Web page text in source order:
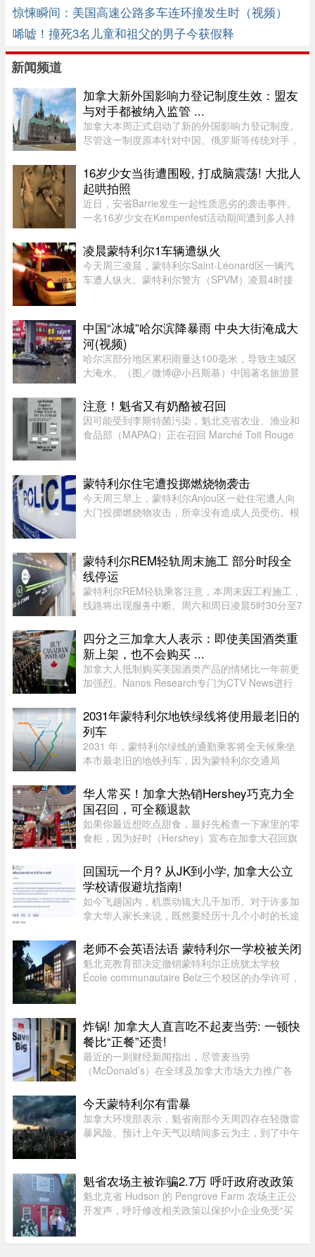
惊悚瞬间：美国高速公路多车连环撞发生时（视频）
唏嘘！撞死3名儿童和祖父的男子今获假释
新闻频道
加拿大新外国影响力登记制度生效：盟友
与对手都被纳入监管 ...
加拿大本周正式启动了新的外国影响力登记制度。
尽管这一制度原本针对中国、俄罗斯等传统对手，
管。该制度在立法通过两年后启动实施，旨在通过
要求相关活动公开申报、设 ...
16岁少女当街遭围殴, 打成脑震荡! 大批人
起哄拍照
近日，安省Barrie发生一起性质恶劣的袭击事件。
一名16岁少女在Kempenfest活动期间遭到多人持
批年轻人围观、起哄和拍摄，却迟迟没有人上前制
止。据CTV新闻报道，事件发 ...
凌晨蒙特利尔1车辆遭纵火
今天周三凌晨，蒙特利尔Saint-Léonard区一辆汽
车遭人纵火。蒙特利尔警方（SPVM）凌晨4时接
Chèvrefils表示，警员抵达现场时，火 ...
中国“冰城”哈尔滨降暴雨 中央大街淹成大
河(视频)
哈尔滨部分地区累积雨量达100毫米，导致主城区
大淹水。（图／微博@小吕斯基）中国著名旅游景
雨量达100毫米，导致主城区大淹水。游客最爱逛
的中央大街，也积水严重。民众 ...
注意！魁省又有奶酪被召回
因可能受到李斯特菌污染，魁北克省农业、渔业和
食品部（MAPAQ）正在召回 Marché Toit Rouge
年 7 月 6 日至 16 ...
蒙特利尔住宅遭投掷燃烧物袭击
今天周三早上，蒙特利尔Anjou区一处住宅遭人向
大门投掷燃烧物攻击，所幸没有造成人员受伤。根
Bellefontaine、靠近avenue de ...
蒙特利尔REM轻轨周末施工 部分时段全
线停运
蒙特利尔REM轻轨乘客注意，本周末因工程施工，
线路将出现服务中断。周六和周日凌晨5时30分至7
至Bois-Franc路段停运时间将持续至上午10时。
REM将安排接驳巴士连接受影响 ...
四分之三加拿大人表示：即使美国酒类重
新上架，也不会购买 ...
加拿大人抵制购买美国酒类产品的情绪比一年前更
加强烈。Nanos Research专门为CTV News进行
大人表示，即使美国酒类重新摆上货架，他们也不
太可能购买。 ...
2031年蒙特利尔地铁绿线将使用最老旧的
列车
2031 年，蒙特利尔绿线的通勤乘客将全天候乘坐
本市最老旧的地铁列车，因为蒙特利尔交通局
六年后，当蓝线延长线通车时，STM 将把现代化
的 Azur 列车从绿线调往蓝线。作为 ...
华人常买！加拿大热销Hershey巧克力全
国召回，可全额退款
如果你最近想吃点甜食，最好先检查一下家里的零
食柜，因为好时（Hershey）宣布在加拿大召回旗
Shutterstock.com8月1日，好时加拿大（Hershey
Canada）发布公告称，公司正在 ...
回国玩一个月? 从JK到小学, 加拿大公立
学校请假避坑指南!
如今飞趟国内，机票动辄大几千加币。对于许多加
拿大华人家长来说，既然要经历十几个小时的长途
趁着孩子还小，请假回国待上一个月，让孩子好好
陪陪爷爷奶奶，成了不少 ...
老师不会英语法语 蒙特利尔一学校被关闭
魁北克教育部决定撤销蒙特利尔正统犹太学校
École communautaire Belz三个校区的办学许可，
魁北克行政法庭获得的文件，学校 ...
炸锅! 加拿大人直言吃不起麦当劳: 一顿快
餐比“正餐”还贵!
最近的一则财经新闻指出，尽管麦当劳
（McDonald’s）在全球及加拿大市场大力推广各
度依然出现了明显的放缓。图片来源：Global
News这一现象在加拿大知名社区论坛 r/ ...
今天蒙特利尔有雷暴
加拿大环境部表示，魁省南部今天周四存在轻微雷
暴风险。预计上午天气以晴间多云为主，到了中午
Mauricie地区下午也有可能受 ...
魁省农场主被诈骗2.7万 呼吁政府改政策
魁北克省 Hudson 的 Pengrove Farm 农场主正公
开发声，呼吁修改相关政策以保护小企业免受“买